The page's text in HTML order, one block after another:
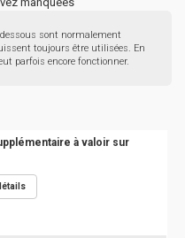
sont normalement
toujours être utilisées. En
parfois encore fonctionner.
à valoir sur